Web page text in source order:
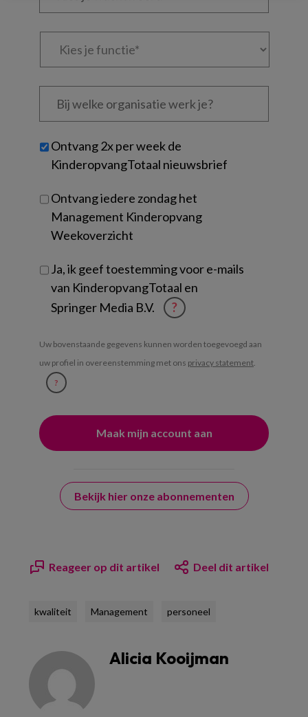
Kies
Bij
welke
je?
Untitled
Ontvang 2x per week de
KinderopvangTotaal nieuwsbrief
Ontvang iedere zondag het
Management Kinderopvang
Weekoverzicht
Ja, ik geef toestemming voor e-mails
van KinderopvangTotaal en
Springer Media B.V.
?
Uw bovenstaande gegevens kunnen worden toegevoegd aan
uw profiel in overeenstemming met ons privacy statement.
?
Bekijk hier onze abonnementen
Reageer op dit artikel Deel dit artikel
kwaliteit Management personeel
Alicia Kooijman